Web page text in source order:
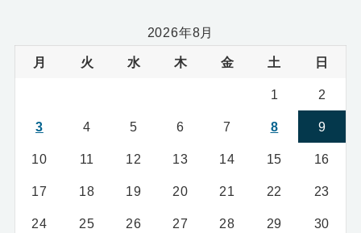
2026年8月
月 火 水 木 金 土 日
1 2
3 4 5 6 7 8 9
10 11 12 13 14 15 16
17 18 19 20 21 22 23
24 25 26 27 28 29 30